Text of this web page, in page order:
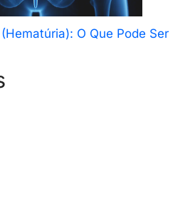
O Que Pode Ser